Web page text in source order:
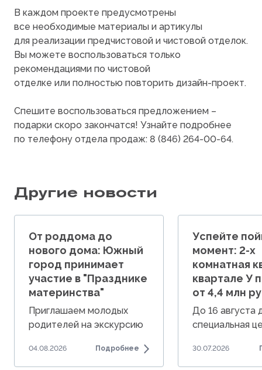
В каждом проекте предусмотрены
все необходимые материалы и артикулы
для реализации предчистовой и чистовой отделок.
Вы можете воспользоваться только
рекомендациями по чистовой
отделке или полностью повторить дизайн-проект.
Спешите воспользоваться предложением –
подарки скоро закончатся! Узнайте подробнее
по телефону отдела продаж: 8 (846) 264-00-64.
Другие новости
От роддома до
нового дома: Южный
город принимает
участие в "Празднике
материнства"
Приглашаем молодых
родителей на экскурсию
04.08.2026 Подробнее
Успейте
момент: 2-х
комнатная
квартале У
от 4,4 млн
До 16 августа
специальная
от 4,4 млн руб.
30.07.2026